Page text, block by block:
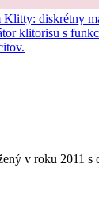
Klitty: diskrétny
klitorisu s
v roku 2011